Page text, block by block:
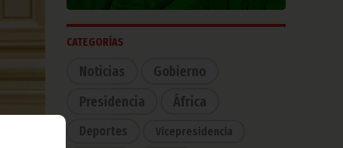
CATEGORÍAS
Noticias
Gobierno
Presidencia
África
Deportes Vicepresidencia